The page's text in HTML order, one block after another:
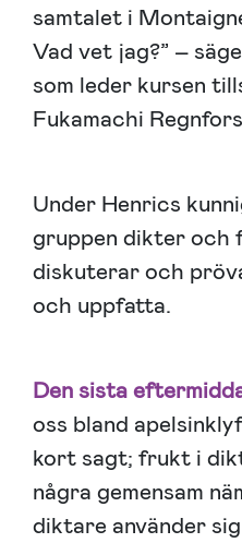
samtalet i
Vad vet jag?” –
som leder kursen
Fukamachi
Under Henrics
gruppen dikter och
diskuterar och
och uppfatta.
Den sista
oss bland
kort sagt; frukt i
några gemensam
diktare använder